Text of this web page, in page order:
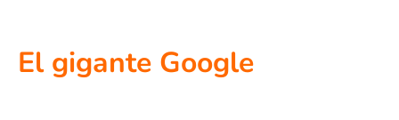
El gigante Google